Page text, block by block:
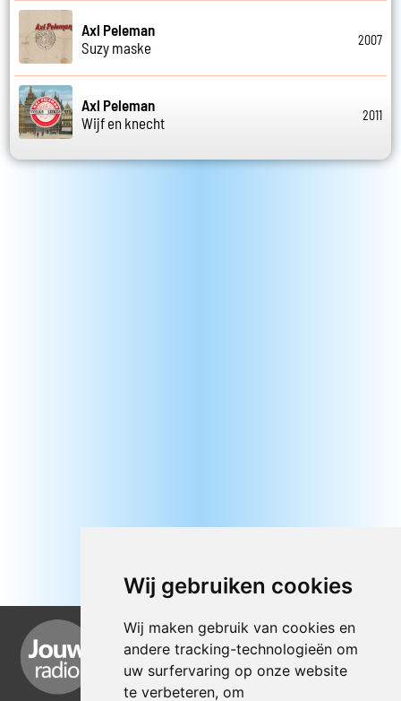
Wij gebruiken cookies
Wij maken gebruik van cookies en
andere tracking-technologieën om
uw surfervaring op onze website
te verbeteren, om
Axl Peleman
Suzy maske
2007
Axl Peleman
Wijf en knecht
2011